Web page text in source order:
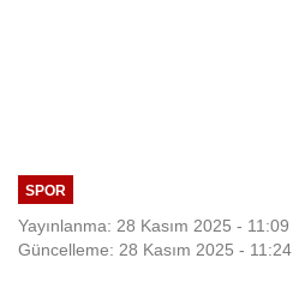
SPOR
Yayınlanma: 28 Kasım 2025 - 11:09
Güncelleme: 28 Kasım 2025 - 11:24